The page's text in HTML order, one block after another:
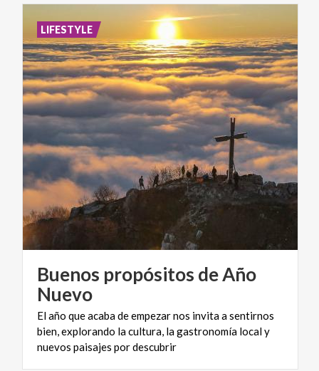
Buenos propósitos de Año
Nuevo
El año que acaba de empezar nos invita a sentirnos
bien, explorando la cultura, la gastronomía local y
nuevos paisajes por descubrir
LIFESTYLE